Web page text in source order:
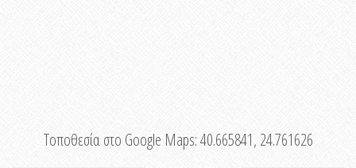
Τοποθεσία στο Google Maps:40.665841, 24.761626